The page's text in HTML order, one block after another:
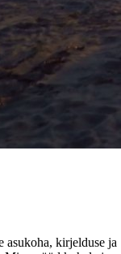
asukoha, kirjelduse ja